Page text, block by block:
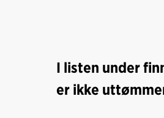
I listen under
er ikke